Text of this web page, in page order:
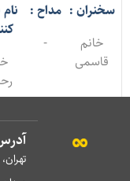
:
خانم
قاسمی
مداح : نام
کننده :
خانم
رحیمی
آدرس
تهران،